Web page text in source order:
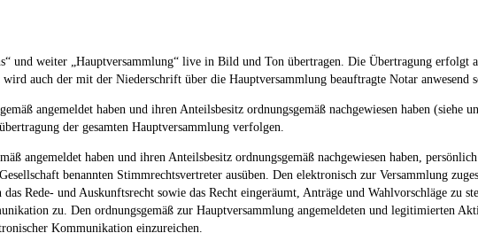
und weiter „Hauptversammlung“ live in Bild und Ton übertragen. Die Übertragung erfolgt
auch der mit der Niederschrift über die Hauptversammlung beauftragte Notar anwesend
angemeldet haben und ihren Anteilsbesitz ordnungsgemäß nachgewiesen haben
der gesamten Hauptversammlung verfolgen.
angemeldet haben und ihren Anteilsbesitz ordnungsgemäß nachgewiesen haben,
benannten Stimmrechtsvertreter ausüben. Den elektronisch zur Versammlung
Rede- und Auskunftsrecht sowie das Recht eingeräumt, Anträge und Wahlvorschläge zu
zu. Den ordnungsgemäß zur Hauptversammlung angemeldeten und legitimierten
Kommunikation einzureichen.